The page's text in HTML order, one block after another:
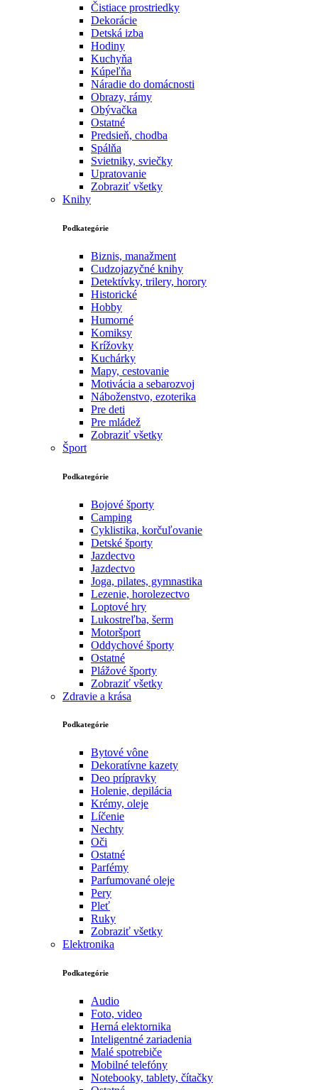
Čistiace prostriedky
Dekorácie
Detská izba
Hodiny
Kuchyňa
Kúpeľňa
Náradie do domácnosti
Obrazy, rámy
Obývačka
Ostatné
Predsieň, chodba
Spálňa
Svietniky, sviečky
Upratovanie
Zobraziť všetky
Knihy
Podkategórie
Biznis, manažment
Cudzojazyčné knihy
Detektívky, trilery, horory
Historické
Hobby
Humorné
Komiksy
Krížovky
Kuchárky
Mapy, cestovanie
Motivácia a sebarozvoj
Náboženstvo, ezoterika
Pre deti
Pre mládež
Zobraziť všetky
Šport
Podkategórie
Bojové športy
Camping
Cyklistika, korčuľovanie
Detské športy
Jazdectvo
Jazdectvo
Joga, pilates, gymnastika
Lezenie, horolezectvo
Loptové hry
Lukostreľba, šerm
Motoršport‎
Oddychové športy
Ostatné
Plážové športy
Zobraziť všetky
Zdravie a krása
Podkategórie
Bytové vône
Dekoratívne kazety
Deo prípravky
Holenie, depilácia
Krémy, oleje
Líčenie
Nechty
Oči
Ostatné
Parfémy
Parfumované oleje
Pery
Pleť
Ruky
Zobraziť všetky
Elektronika
Podkategórie
Audio
Foto, video
Herná elektornika
Inteligentné zariadenia
Malé spotrebiče
Mobilné telefóny
Notebooky, tablety, čítačky